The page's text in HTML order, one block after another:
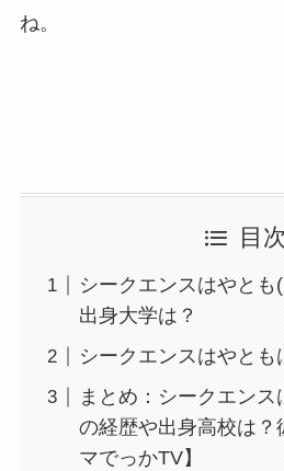
ね。
目次
シークエンスはやと
出身大学は？
シークエンスはやとも
まとめ：シークエン
の経歴や出身高校は？
マでっかTV】